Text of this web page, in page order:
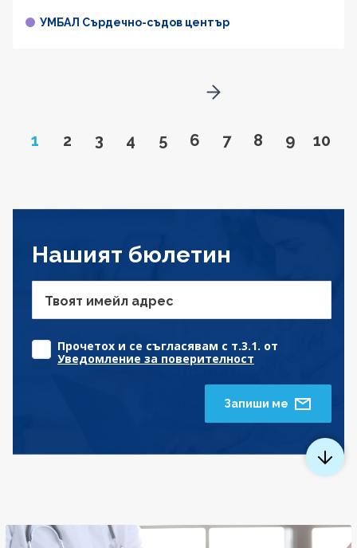
УМБАЛ Сърдечно-съдов център
Page
1 Go to page
2 Go to page
3 Go to page
4 Go to page
5 Go to page
6 Go to page
7 Go to page
8 Go to
9 Go
10
Go to next page
Нашият бюлетин
Твоят имейл адрес
Прочетох и се съгласявам с т.3.1. от
Уведомление за поверителност
Запиши ме